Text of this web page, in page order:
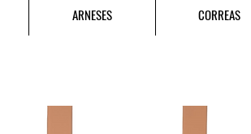
ARNESES CORREAS